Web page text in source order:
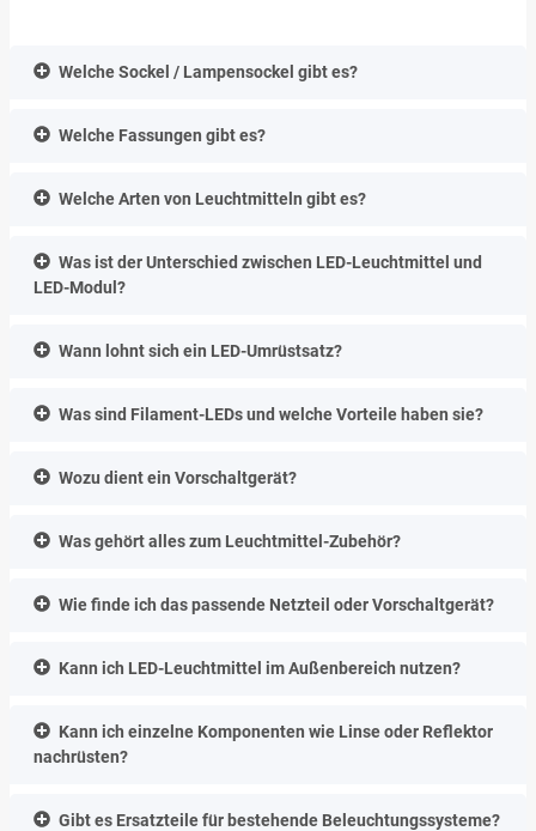
Welche Sockel / Lampensockel gibt es?
Welche Fassungen gibt es?
Welche Arten von Leuchtmitteln gibt es?
Was ist der Unterschied zwischen LED-Leuchtmittel und
LED-Modul?
Wann lohnt sich ein LED-Umrüstsatz?
Was sind Filament-LEDs und welche Vorteile haben sie?
Wozu dient ein Vorschaltgerät?
Was gehört alles zum Leuchtmittel-Zubehör?
Wie finde ich das passende Netzteil oder Vorschaltgerät?
Kann ich LED-Leuchtmittel im Außenbereich nutzen?
Kann ich einzelne Komponenten wie Linse oder Reflektor
nachrüsten?
Gibt es Ersatzteile für bestehende Beleuchtungssysteme?